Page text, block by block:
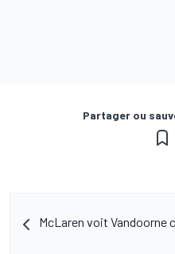
Partager ou
McLaren voit Vandoorne